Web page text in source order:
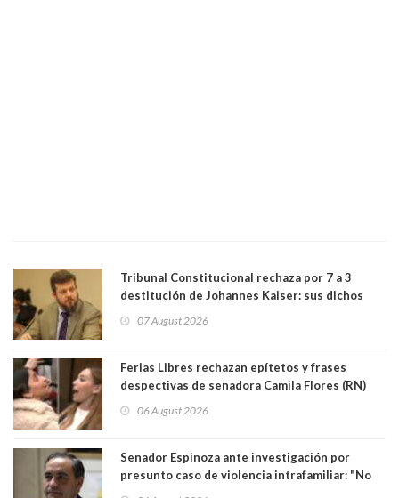
Tribunal Constitucional rechaza por 7 a 3
destitución de Johannes Kaiser: sus dichos
justicia constitucional porque no es diputado
07 August 2026
Ferias Libres rechazan epítetos y frases
despectivas de senadora Camila Flores (RN)
06 August 2026
Senador Espinoza ante investigación por
presunto caso de violencia intrafamiliar: "No